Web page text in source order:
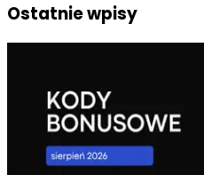
Ostatnie wpisy